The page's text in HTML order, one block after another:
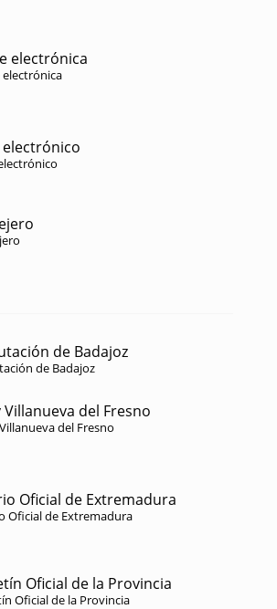
electrónica
electrónica
electrónico
de Badajoz
de Badajoz
Villanueva del Fresno
del Fresno
Oficial de Extremadura
Oficial de Extremadura
Oficial de la Provincia
Oficial de la Provincia